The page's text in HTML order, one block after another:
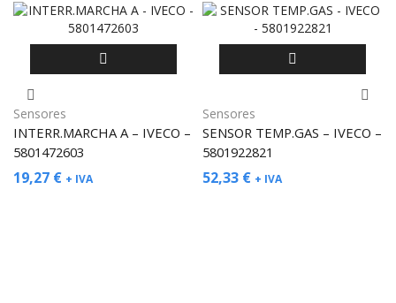
Sensores
INTERR.MARCHA A – IVECO –
5801472603
19,27 € + IVA
Sensores
SENSOR TEMP.GAS – IVECO –
5801922821
52,33 € + IVA